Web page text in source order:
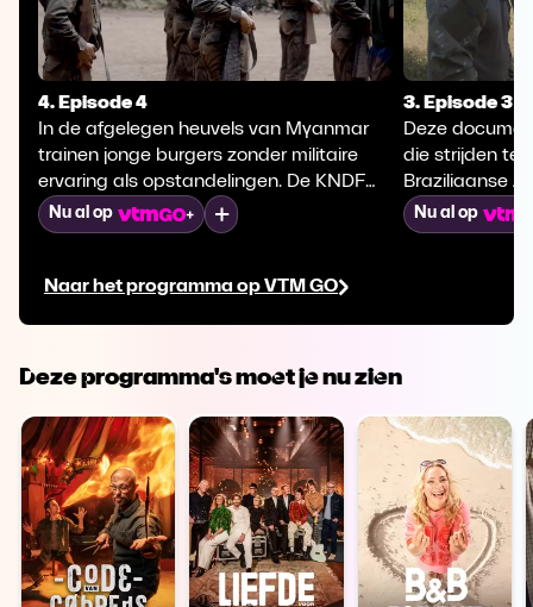
Naar het programma op VTM GO
4. Episode 4
In de afgelegen heuvels van Myanmar
trainen jonge burgers zonder militaire
ervaring als opstandelingen. De KNDF
vecht met improvisatie en strategie
tegen een beter uitgerust leger, terwijl ze
rechtvaardigheid in een gevaarlijke,
Nu al op
3. Episode 3
Deze
die strijden
Braziliaanse
federale
stam in
Nu al op
Deze programma's moet je nu zien